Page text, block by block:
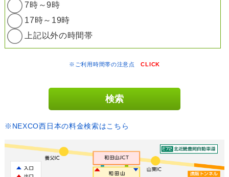
7時～9時
17時～19時
上記以外の時間帯
※ご利用時間帯の注意点CLICK
※NEXCO西日本の料金検索はこちら